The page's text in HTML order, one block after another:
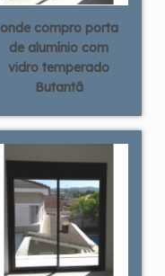
onde compro porta
de alumínio com
vidro temperado
Butantã